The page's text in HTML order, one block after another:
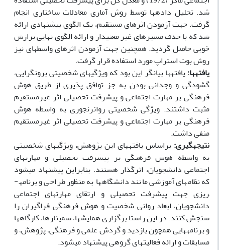
شد. تحلیل داده­ها توسط روش آماری معادلات ساختاری انجام
گرفت. جهت آزمودن اثرهای مستقیم، یک الگوی پیشنهادی ارائه
شد که با حذف مسیرهای غیر معنی­دار و ارائه الگوی نهایی برازش
خوبی حاصل گردید. همچنین جهت آزمودن اثرهای واسطه­ای نیز
روش بوت استراپ مورد استفاده قرار گرفت.
یافته­ها­:یافته­ها بیانگر این بود که ویژگی­های شخصیتی برون­گرایی،
گشودگی و وجدانی بودن به جز توافق پذیری از طریق هوش
فرهنگی بر مهارت اجتماعی و پیشرفت تحصیلی اثر غیرمستقیم
مثبت داشتند. ویژگی شخصیتی روان­رنجوری به واسطه هوش
فرهنگی بر مهارت اجتماعی و پیشرفت تحصیلی اثر غیرمستقیم
منفی داشت.
نتیجه­گیری­: براساس یافته­های این پژوهش، ویژگی­های شخصیتی
به واسطه هوش فرهنگی بر پیشرفت تحصیلی و مهارت­های
اجتماعی دانشجویان، اثرگذار هستند. بنابراین پیشنهاد می­شود
که نظام­های آموزشی مانند دانشگاه­ها به منظور طراحی و برنامه­
ریزی­ جهت پیشرفت تحصیلی و ارتقای مهارتهای اجتماعی
دانشجویان، ابعاد روانی شخصیت و هوش فرهنگی فراگیران را
سنجش کنند. در این راستا برگزاری همایش­ها، سمینارها، کارگاه­ها
و برنامه­هایی همچون بازدید و گردش علمی و فرهنگی، پژوهش، و
مسابقات و ارائه فعالیت­های گروهی پیشنهاد می­شود.